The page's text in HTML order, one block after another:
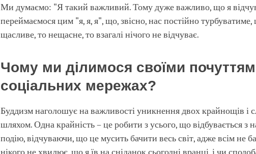
Ми думаємо: "Я такий важливий. Тому дуже важливо, що я
переймаємося цим "я, я, я", що, звісно, нас постійно
щасливе, то нещасне, то взагалі нічого не відчуває.
Чому ми ділимося своїми
соціальних мережах?
Буддизм наголошує на важливості уникнення двох крайнощів і
шляхом. Одна крайність – це робити з усього, що відбувається з
подію, відчуваючи, що це мусить бачити весь світ, адже всім не